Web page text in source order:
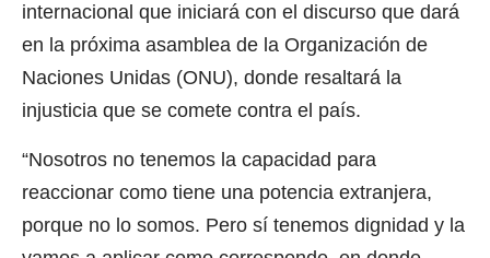
internacional que iniciará con el discurso que dará
en la próxima asamblea de la Organización de
Naciones Unidas (ONU), donde resaltará la
injusticia que se comete contra el país.
“Nosotros no tenemos la capacidad para
reaccionar como tiene una potencia extranjera,
porque no lo somos. Pero sí tenemos dignidad y la